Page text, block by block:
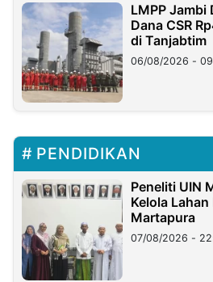
LMPP Jambi
Dana CSR
di Tanjabtim
06/08/2026 -
PENDIDIKAN
Peneliti UIN
Kelola
Martapura
07/08/2026 -